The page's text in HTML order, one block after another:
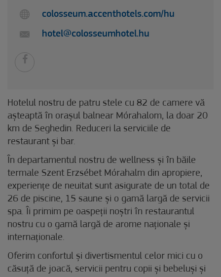
colosseum.accenthotels.com/hu
hotel@colosseumhotel.hu
Hotelul nostru de patru stele cu 82 de camere vă
așteaptă în orașul balnear Mórahalom, la doar 20
km de Seghedin. Reduceri la serviciile de
restaurant și bar.
În departamentul nostru de wellness și în băile
termale Szent Erzsébet Mórahalm din apropiere,
experiențe de neuitat sunt asigurate de un total de
26 de piscine, 15 saune și o gamă largă de servicii
spa. Îi primim pe oaspeții noștri în restaurantul
nostru cu o gamă largă de arome naționale și
internaționale.
Oferim confortul și divertismentul celor mici cu o
căsuță de joacă, servicii pentru copii și bebeluși și